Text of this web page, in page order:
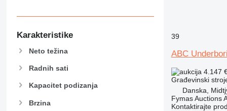
906
908
910
920
Karakteristike
Neto težina
Radnih sati
Kapacitet podizanja
Brzina
39
ABC
4.147
Građevinski
Danska,
Fymas Auctions
Kontaktirajte